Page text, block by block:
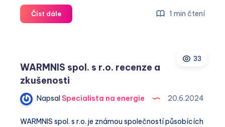
Číst dáleZdeněk
Smejkal
s.r.o.
recenze
a
1 min čtení
33
WARMNIS spol. s r.o. recenze a
zkušenosti
Napsal Specialista na energie 20.6.2024
WARMNIS spol. s r.o. je známou společností působících